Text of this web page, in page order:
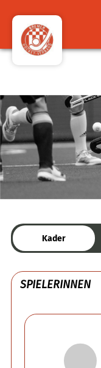
Kader
SPIELERINNEN